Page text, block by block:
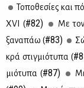
Το­πο­θε­σί­ες και
ΧVI (#82)
Με
ξα­να­πάω (#83)
κρά στιγ­μιό­τυ­πα (
μιό­τυ­πα (#87)